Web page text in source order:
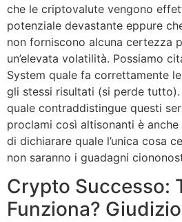
che le criptovalute vengono
potenziale devastante eppure
non forniscono alcuna certezza
un’elevata volatilità. Possiamo
System quale fa correttamente
gli stessi risultati (si perde
quale contraddistingue questi
proclami così altisonanti è
di dichiarare quale l’unica cosa
non saranno i guadagni
Crypto Successo:
Funziona?